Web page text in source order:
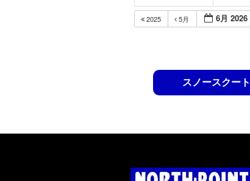
2025 5月 6月 2026
スノースクー